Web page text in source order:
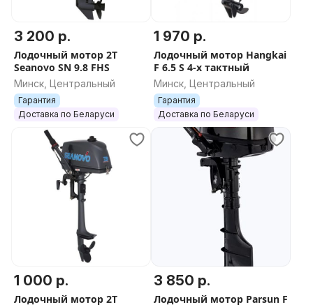
3 200 р.
Лодочный мотор 2T
Seanovo SN 9.8 FHS
Минск, Центральный
Гарантия
Доставка по Беларуси
1 970 р.
Лодочный мотор Hangkai
F 6.5 S 4-х тактный
Минск, Центральный
Гарантия
Доставка по Беларуси
1 000 р.
Лодочный мотор 2T
3 850 р.
Лодочный мотор Parsun F